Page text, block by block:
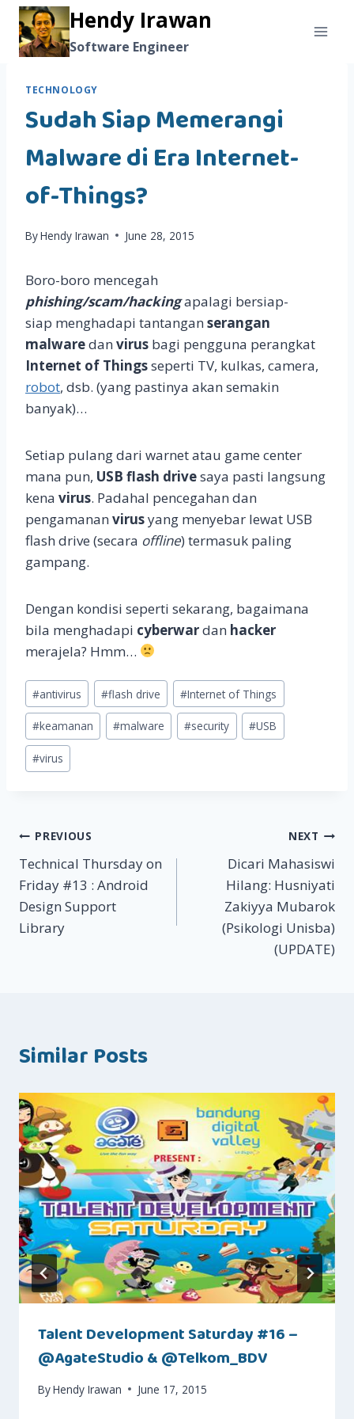
Skip
content
Hendy Irawan
Software Engineer
TECHNOLOGY
Sudah Siap Memerangi
Malware di Era Internet-
of-Things?
ByHendy Irawan June 28, 2015
Boro-boro mencegah
phishing/scam/hackingapalagi bersiap-
siap menghadapi tantangan serangan
malwaredan virus bagi pengguna perangkat
Internet of Thingsseperti TV, kulkas, camera,
robot, dsb. (yang pastinya akan semakin
banyak)…
Setiap pulang dari warnet atau game center
mana pun, USB flash drivesaya pasti langsung
kena virus. Padahal pencegahan dan
pengamanan virusyang menyebar lewat USB
flash drive (secara offline) termasuk paling
gampang.
Dengan kondisi seperti sekarang, bagaimana
bila menghadapi cyberwardan hacker
merajela? Hmm…
Post
Tags:
#antivirus #flash drive #Internet of Things
#keamanan #malware #security #USB
#virus
Post
navigation
PREVIOUS
Technical Thursday on
Friday #13 : Android
Design Support
Library
NEXT
Dicari Mahasiswi
Hilang: Husniyati
Zakiyya Mubarok
(Psikologi Unisba)
(UPDATE)
Similar Posts
Talent Development Saturday #16 –
@AgateStudio & @Telkom_BDV
ByHendy Irawan June 17, 2015